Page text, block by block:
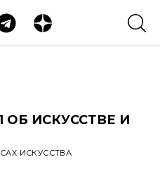
ИСКУССТВЕ И
ИСКУССТВА